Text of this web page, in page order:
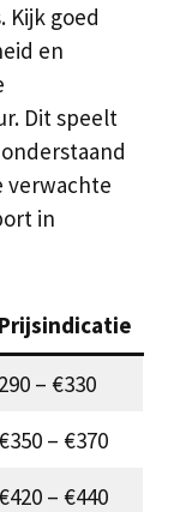
Kijk goed
en
Dit speelt
verwachte
in
Prijsindicatie
290 – €330
€350 – €370
€420 – €440